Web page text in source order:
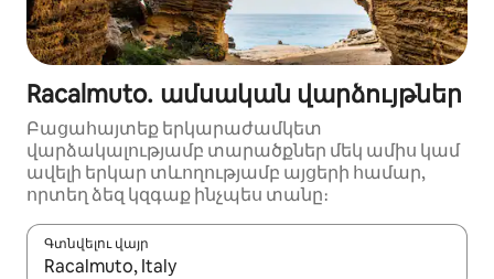
Racalmuto․ ամսական վարձույթներ
Բացահայտեք երկարաժամկետ
վարձակալությամբ տարածքներ մեկ ամիս կամ
ավելի երկար տևողությամբ այցերի համար,
որտեղ ձեզ կզգաք ինչպես տանը։
Գտնվելու վայր
Երբ արդյունքները հասանելի լինեն, սլաքների